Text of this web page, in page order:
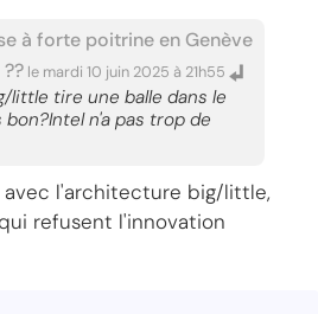
à forte poitrine en Genève
?? le mardi 10 juin 2025 à 21h55
little tire une balle dans le
n'a pas trop de
avec l'architecture big/little,
refusent l'innovation